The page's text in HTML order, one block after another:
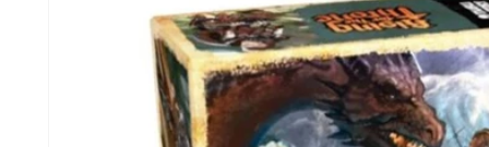
del producto